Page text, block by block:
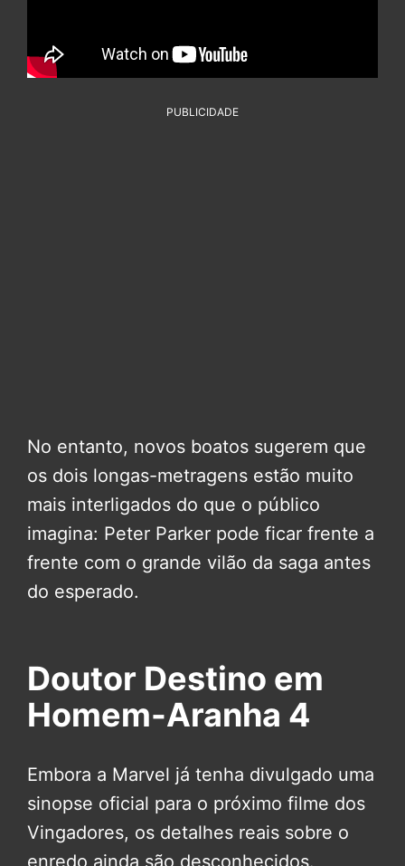
PUBLICIDADE
No entanto, novos boatos sugerem que
os dois longas-metragens estão muito
mais interligados do que o público
imagina: Peter Parker pode ficar frente a
frente com o grande vilão da saga antes
do esperado.
Doutor Destino em
Homem-Aranha 4
Embora a Marvel já tenha divulgado uma
sinopse oficial para o próximo filme dos
Vingadores, os detalhes reais sobre o